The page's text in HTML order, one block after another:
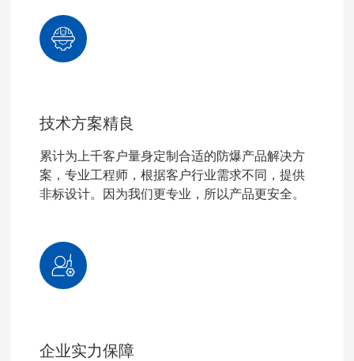
技术方案精良
累计为上千客户量身定制合适的防爆产品解决方
案，专业工程师，根据客户行业需求不同，提供
非标设计。因为我们更专业，所以产品更安全。
企业实力保障